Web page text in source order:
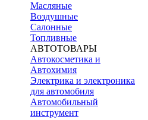
Масляные
Воздушные
Салонные
Топливные
АВТОТОВАРЫ
Автокосметика и
Автохимия
Электрика и электроника
для автомобиля
Автомобильный
инструмент